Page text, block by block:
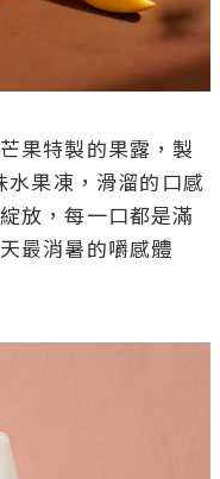
果特製的果露，製
果凍，滑溜的口感
放，每一口都是滿
最消暑的嚼感體